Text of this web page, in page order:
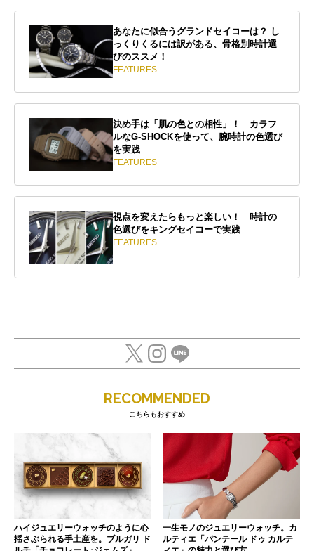
あなたに似合うグランドセイコーは？ し
っくりくるには訳がある、骨格別時計選
びのススメ！
FEATURES
決め手は「肌の色との相性」！ カラフ
ルなG-SHOCKを使って、腕時計の色選び
を実践
FEATURES
視点を変えたらもっと楽しい！ 時計の
色選びをキングセイコーで実践
FEATURES
RECOMMENDED
こちらもおすすめ
ハイジュエリーウォッチのように心
揺さぶられる手土産を。ブルガリ ド
一生モノのジュエリーウォッチ。カ
ルティエ「パンテール ドゥ カルテ